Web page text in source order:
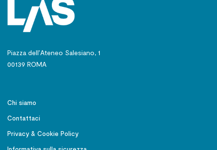
Piazza dell’Ateneo Salesiano, 1
00139 ROMA
Chi siamo
Contattaci
Privacy & Cookie Policy